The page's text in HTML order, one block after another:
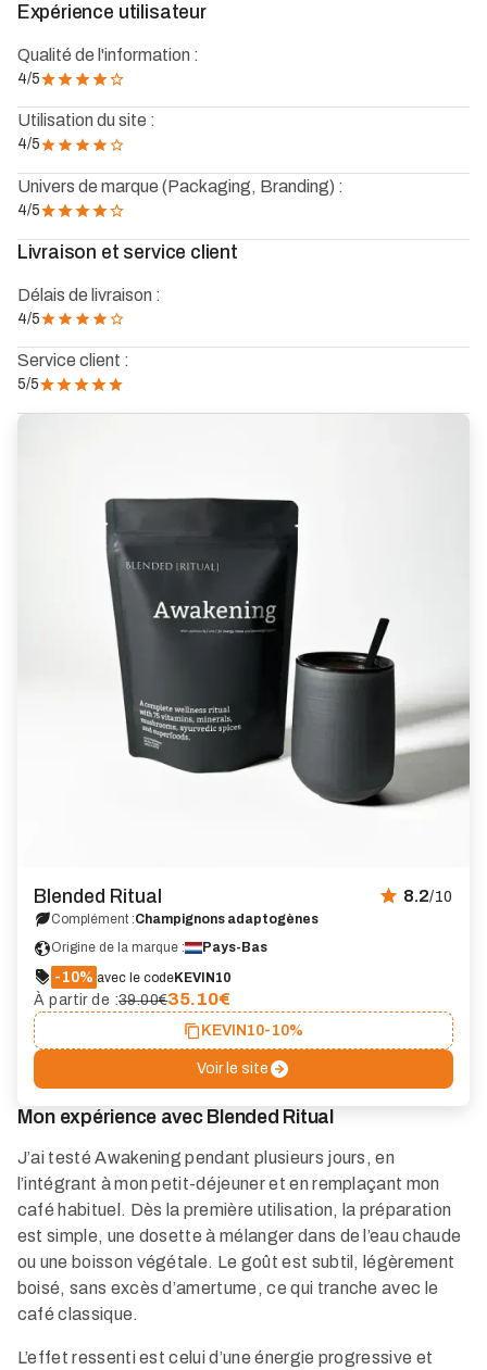
Expérience utilisateur
Qualité de l'information :
4/5
Utilisation du site :
4/5
Univers de marque (Packaging, Branding) :
4/5
Livraison et service client
Délais de livraison :
4/5
Service client :
5/5
Blended Ritual 8.2/10
Complément :Champignons adaptogènes
Origine de la marque :
Pays-Bas
-10% avec le codeKEVIN10
À partir de :39.00€35.10€
KEVIN10-10%
Voir le site
Mon expérience avec Blended Ritual
J’ai testé Awakening pendant plusieurs jours, en
l’intégrant à mon petit-déjeuner et en remplaçant mon
café habituel. Dès la première utilisation, la préparation
est simple, une dosette à mélanger dans de l’eau chaude
ou une boisson végétale. Le goût est subtil, légèrement
boisé, sans excès d’amertume, ce qui tranche avec le
café classique.
L’effet ressenti est celui d’une énergie progressive et